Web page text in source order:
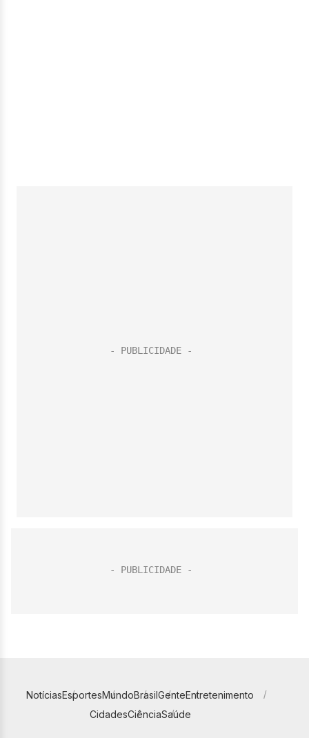
NotíciasEsportesMundoBrasilGenteEntretenimento
CidadesCiênciaSaúde